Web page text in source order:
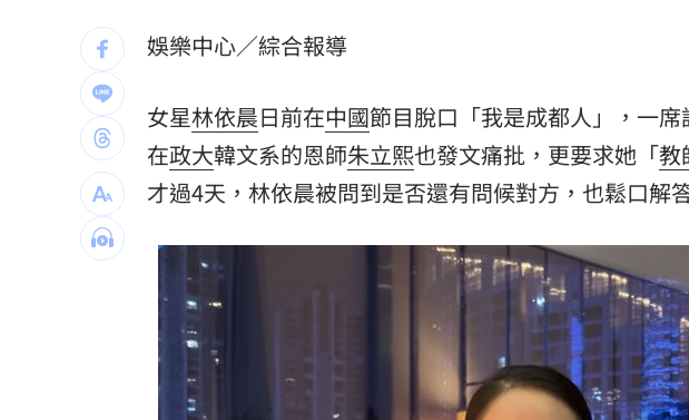
Q2獲利年增221% 愛普*EPS衝4.18元！
定投10年翻逾5倍 這檔吸引存股族卡位！ 01:03
新／四指齊揚！台指期飆破500點 00:48
稱龍蝦咬完就吐 爆李世宗要信徒喝精油 00:43
樂天女孩淚揭往事 愛意表達障礙遭重擊 00:41
一張百萬太貴！他公開高價股買法：賺30萬 00:36
娛樂中心／綜合報導
女星林依晨日前在中國節目脫口「我是成都人」，一
在政大韓文系的恩師朱立熙也發文痛批，更要求她「教
才過4天，林依晨被問到是否還有問候對方，也鬆口解